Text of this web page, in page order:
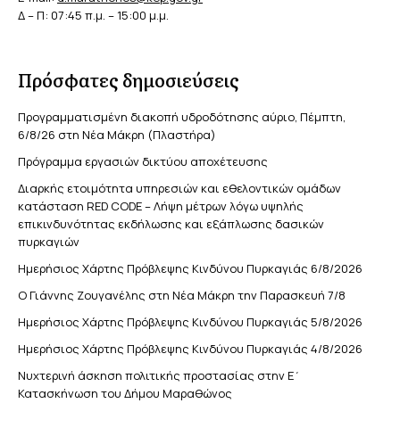
Δ – Π: 07:45 π.μ. – 15:00 μ.μ.
Πρόσφατες δημοσιεύσεις
Προγραμματισμένη διακοπή υδροδότησης αύριο, Πέμπτη,
6/8/26 στη Νέα Μάκρη (Πλαστήρα)
Πρόγραμμα εργασιών δικτύου αποχέτευσης
Διαρκής ετοιμότητα υπηρεσιών και εθελοντικών ομάδων
κατάσταση RED CODE – Λήψη μέτρων λόγω υψηλής
επικινδυνότητας εκδήλωσης και εξάπλωσης δασικών
πυρκαγιών
Ημερήσιος Χάρτης Πρόβλεψης Κινδύνου Πυρκαγιάς 6/8/2026
Ο Γιάννης Ζουγανέλης στη Νέα Μάκρη την Παρασκευή 7/8
Ημερήσιος Χάρτης Πρόβλεψης Κινδύνου Πυρκαγιάς 5/8/2026
Ημερήσιος Χάρτης Πρόβλεψης Κινδύνου Πυρκαγιάς 4/8/2026
Νυχτερινή άσκηση πολιτικής προστασίας στην Ε΄
Κατασκήνωση του Δήμου Μαραθώνος